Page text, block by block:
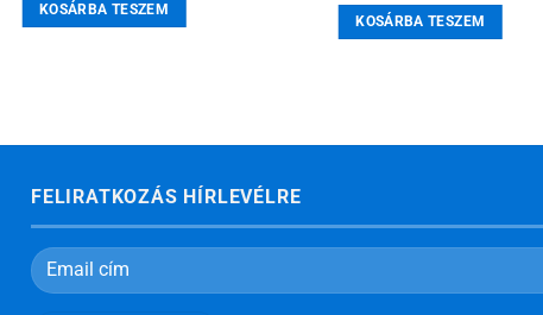
KOSÁRBA TESZEM
KOSÁRBA TESZEM
FELIRATKOZÁS HÍRLEVÉLRE